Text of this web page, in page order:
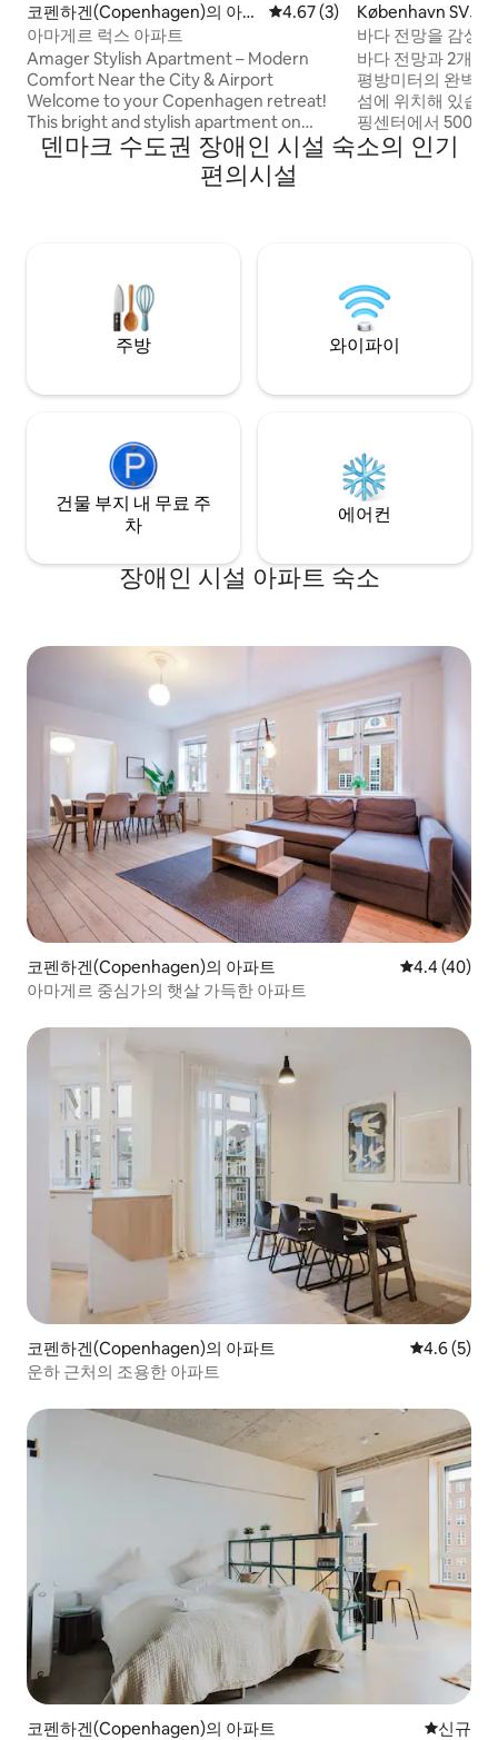
코펜하겐(Copenhagen)의 아파
트
평점 4.67점(5점 만점), 후기 3
4.67 (3)
아마게르 럭스 아파트
Amager Stylish Apartment – Modern
Comfort Near the City & Airport
Welcome to your Copenhagen retreat!
This bright and stylish apartment on
Richard Mortensens Vej accommodates
up to four guests, making it ideal for
couples, small families, or business
design with cozy touches, offering
everything you need fo
København SV의
바다 전망을 감상
진 아파트
바다 전망과 2개의
평방미터의 완벽
섬에 위치해 있습니다. 피스케토르
핑센터에서 500미
2km 거리에 있습
에서 물가 전망을
사용하기에 아늑
요.
덴마크 수도권 장애인 시설 숙소의 인기
편의시설
주방 와이파이
건물 부지 내 무료 주
차
에어컨
장애인 시설 아파트 숙소
코펜하겐(Copenhagen)의 아파트 평점 4.4점(5
4.4 (40)
아마게르 중심가의 햇살 가득한 아파트
코펜하겐(Copenhagen)의 아파트 평점 4.6점
4.6 (5)
운하 근처의 조용한 아파트
코펜하겐(Copenhagen)의 아파트 신규 숙소
신규